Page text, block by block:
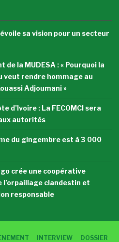
sa vision pour un secteur
de la MUDESA : « Pourquoi la
veut rendre hommage au
Adjoumani »
d’Ivoire : La FECOMCI sera
autorités
du gingembre est à 3 000
crée une coopérative
clandestin et
responsable
INTERVIEW DOSSIER